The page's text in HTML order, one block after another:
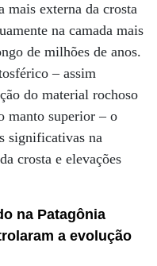
mais externa da crosta
na camada mais
de milhões de anos.
– assim
do material rochoso
manto superior – o
significativas na
crosta e elevações
na Patagônia
a evolução